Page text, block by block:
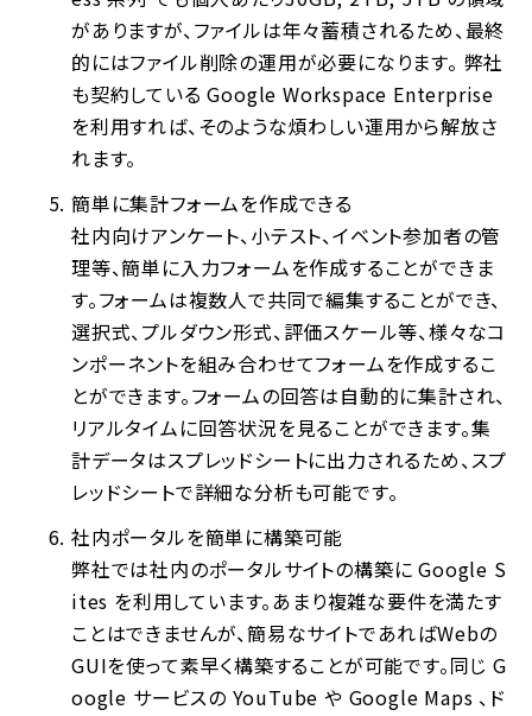
がありますが、ファイルは年々蓄積されるため、最終
的にはファイル削除の運用が必要になります。 弊社
も契約している Google Workspace Enterprise
を利用すれば、そのような煩わしい運用から解放さ
れます。
簡単に集計フォームを作成できる
社内向けアンケート、小テスト、イベント参加者の管
理等、簡単に入力フォームを作成することができま
す。フォームは複数人で共同で編集することができ、
選択式、プルダウン形式、評価スケール等、様々なコ
ンポーネントを組み合わせてフォームを作成するこ
とができます。フォームの回答は自動的に集計され、
リアルタイムに回答状況を見ることができます。集
計データはスプレッドシートに出力されるため、スプ
レッドシートで詳細な分析も可能です。
社内ポータルを簡単に構築可能
弊社では社内のポータルサイトの構築に Google S
ites を利用しています。あまり複雑な要件を満たす
ことはできませんが、簡易なサイトであればWebの
GUIを使って素早く構築することが可能です。同じ G
oogle サービスの YouTube や Google Maps 、ド